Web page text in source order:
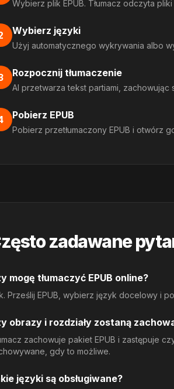
Wybierz plik EPUB. Tłumacz odczyta
Wybierz języki
Użyj automatycznego wykrywania albo
Rozpocznij tłumaczenie
AI przetwarza tekst partiami, zachowując
Pobierz EPUB
Pobierz przetłumaczony EPUB i otwórz
zadawane
mogę tłumaczyć EPUB online?
Prześlij EPUB, wybierz język docelowy i
obrazy i rozdziały zostaną
zachowuje pakiet EPUB i zastępuje
gdy to możliwe.
języki są obsługiwane?